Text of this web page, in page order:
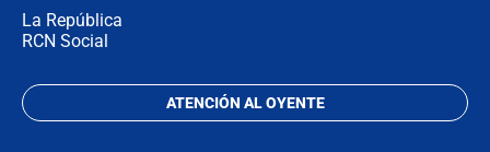
La República
RCN Social
ATENCIÓN AL OYENTE